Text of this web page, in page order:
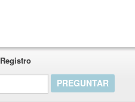
Registro